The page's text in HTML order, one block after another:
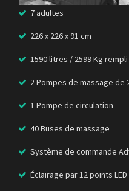
7 adultes
226 x 226 x 91 cm
1590 litres / 2599 Kg rempli
2 Pompes de massage de
1 Pompe de circulation
40 Buses de massage
Système de commande
Éclairage par 12 points